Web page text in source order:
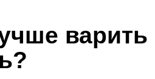
варить